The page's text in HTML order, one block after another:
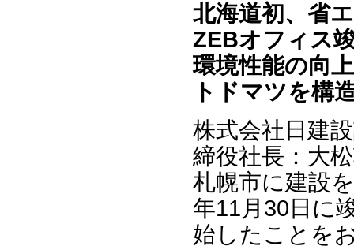
北海道初、省
ZEBオフィス
環境性能の向
トドマツを構
株式会社日建
締役社長：大
札幌市に建設
年11月30日に
始したことを